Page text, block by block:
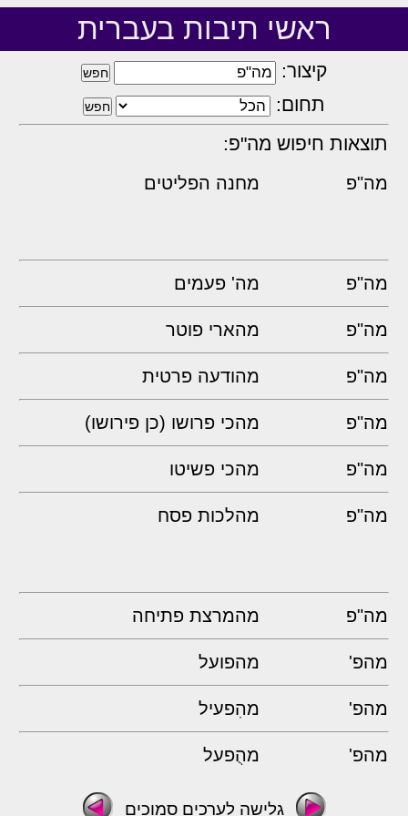
ראשי תיבות בעברית
קיצור:
תחום:
תוצאות חיפוש מה"פ:
מה"פ מחנה הפליטים
מה"פ מה' פעמים
מה"פ מהארי פוטר
מה"פ מהודעה פרטית
מה"פ מהכי פרושו (כן פירושו)
מה"פ מהכי פשיטו
מה"פ מהלכות פסח
מה"פ מהמרצת פתיחה
מהפ' מהפועל
מהפ' מהִפעיל
מהפ' מהֻפעל
גלישה לערכים סמוכים